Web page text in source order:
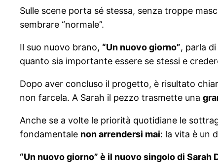
Sulle scene porta sé stessa, senza troppe
sembrare “normale”.
Il suo nuovo brano, “Un nuovo giorno”, parla di
quanto sia importante essere se stessi e
Dopo aver concluso il progetto, è risultato
non farcela. A Sarah il pezzo trasmette una
Anche se a volte le priorità quotidiane le
fondamentale non arrendersi mai: la vita è un
“Un nuovo giorno” è il nuovo singolo di